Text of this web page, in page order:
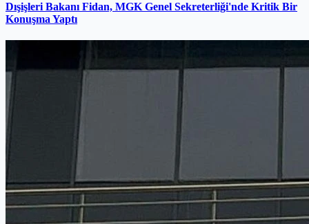
Dışişleri Bakanı Fidan, MGK Genel Sekreterliği'nde Kritik Bir
Konuşma Yaptı